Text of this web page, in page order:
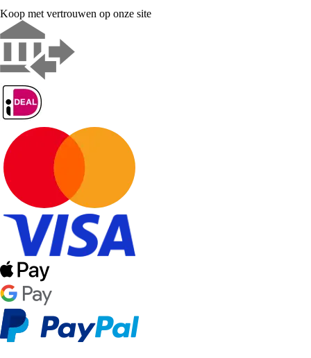
Koop met vertrouwen op onze site